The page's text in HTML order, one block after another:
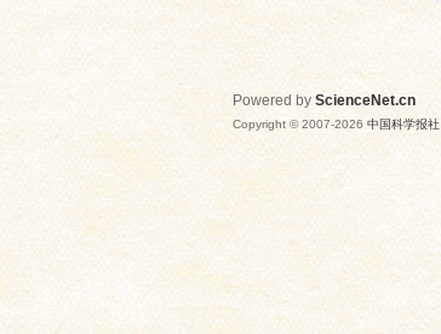
Powered by ScienceNet.cn
Copyright © 2007-2026 中国科学报社